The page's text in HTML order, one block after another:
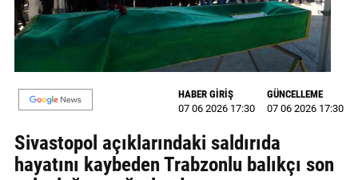
GALERİ
VİDEO
YAZARLAR
ULAŞIN
Künye
HABER GİRİŞ
07 06 2026 17:30
GÜNCELLEME
07 06 2026 17:30
Sivastopol açıklarındaki saldırıda
hayatını kaybeden Trabzonlu balıkçı son